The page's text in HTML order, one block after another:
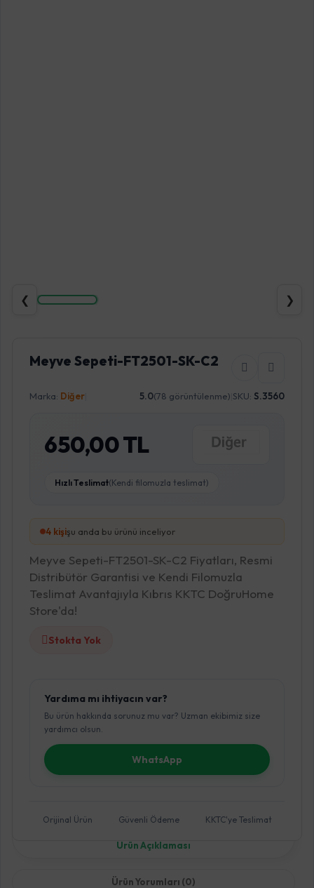
❮ ❯
Meyve Sepeti-FT2501-SK-C2
Marka: Diğer 5.0(78 görüntülenme) SKU: S.3560
650,00 TL
Hızlı Teslimat(Kendi filomuzla teslimat)
3 kişişu anda bu ürünü inceliyor
Meyve Sepeti-FT2501-SK-C2 Fiyatları, Resmi
Distribütör Garantisi ve Kendi Filomuzla
Teslimat Avantajıyla Kıbrıs KKTC DoğruHome
Store'da!
Stokta Yok
Yardıma mı ihtiyacın var?
Bu ürün hakkında sorunuz mu var? Uzman ekibimiz size
yardımcı olsun.
WhatsApp
Orijinal Ürün Güvenli Ödeme KKTC'ye Teslimat
Ürün Açıklaması
Ürün Yorumları (0)